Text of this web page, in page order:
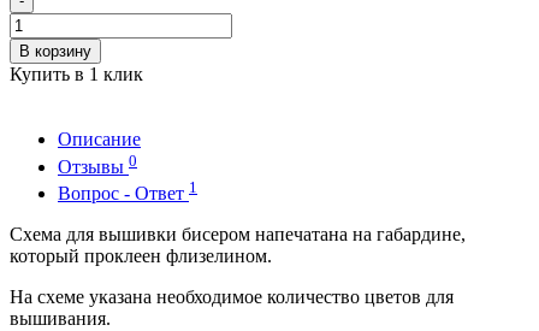
В корзину
Купить в 1 клик
Описание
Отзывы 0
Вопрос - Ответ 1
Схема для вышивки бисером напечатана на габардине,
который проклеен флизелином.
На схеме указана необходимое количество цветов для
вышивания.